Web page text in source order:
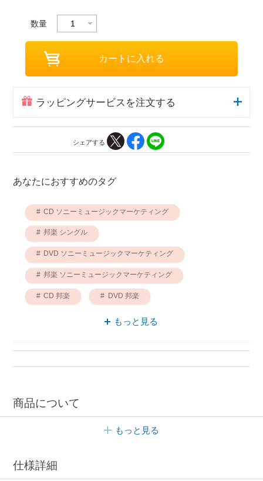
数量
ラッピングサービスを注文する
シェアする
あなたにおすすめのタグ
CD ソニーミュージックマーケティング
邦楽 シングル
DVD ソニーミュージックマーケティング
邦楽 ソニーミュージックマーケティング
CD 邦楽 DVD 邦楽
シングル ソニーミュージックマーケティング
もっと見る
商品について
もっと見る
仕様詳細